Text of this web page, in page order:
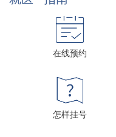
在线预约
怎样挂号